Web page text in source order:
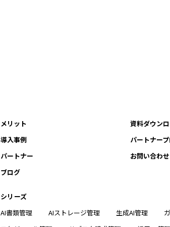
メリット
導入事例
パートナー
ブログ
資料ダウン
パートナー
お問い合わせ
シリーズ
AI書類管理
AIストレージ管理 生成AI管理